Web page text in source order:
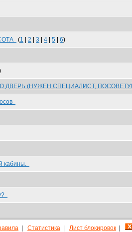
(1 2 3 4 5 6)
ДВЕРЬ (НУЖЕН СПЕЦИАЛИСТ,
кабины.
Статистика Лист блокировок